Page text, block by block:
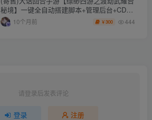
秘境】一键全自动搭建脚本+管理后台+CDK
授权后台2.0+安卓苹果双端
10个月前 ￥300 444
请登录后发表评论
登录 注册